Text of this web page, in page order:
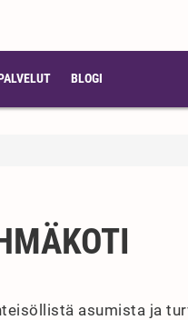
BLOGI
asumista ja